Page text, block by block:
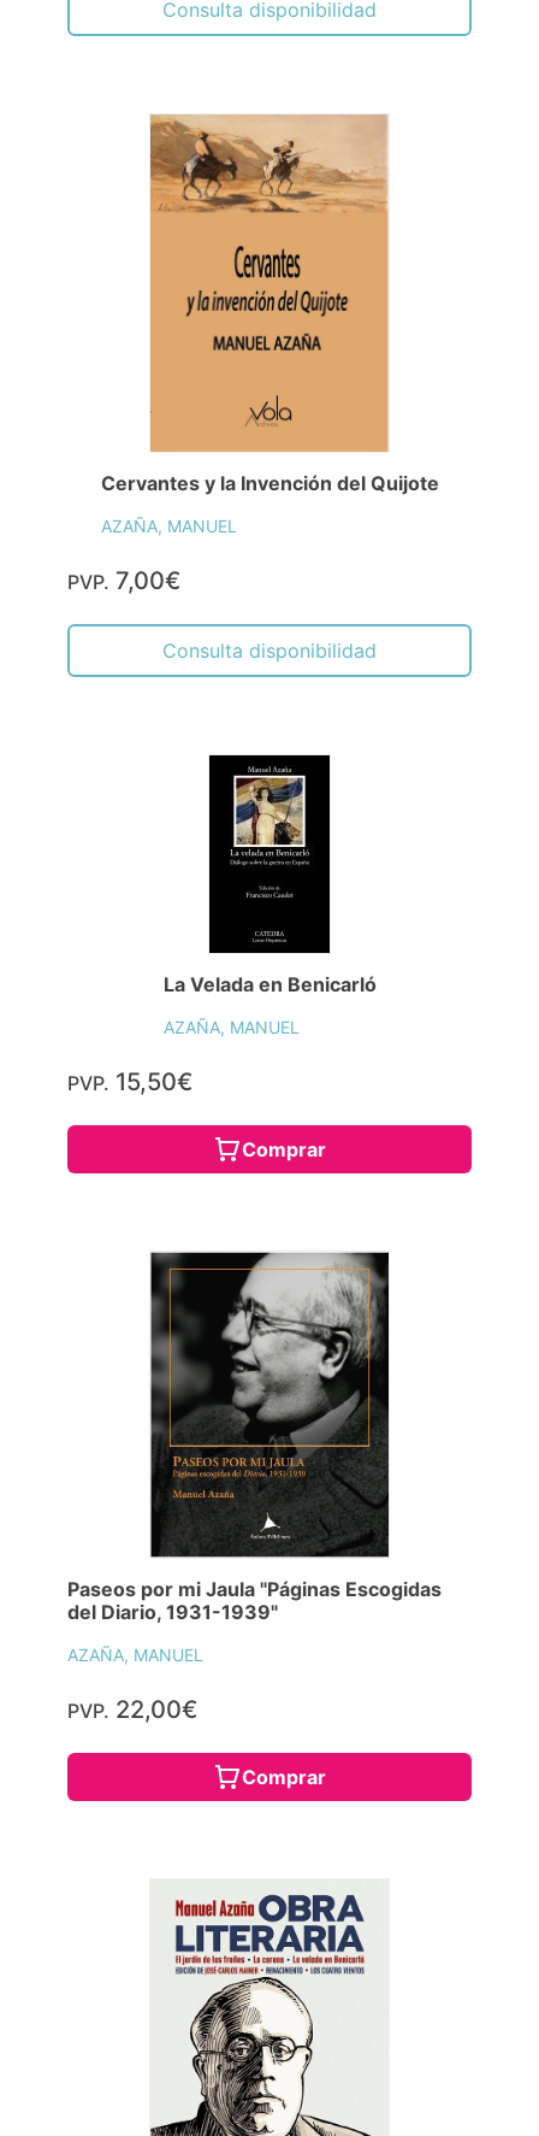
Consulta disponibilidad
Cervantes y la Invención del Quijote
AZAÑA, MANUEL
PVP. 7,00€
Consulta disponibilidad
La Velada en Benicarló
AZAÑA, MANUEL
PVP. 15,50€
Comprar
Paseos por mi Jaula "Páginas Escogidas
del Diario, 1931-1939"
AZAÑA, MANUEL
PVP. 22,00€
Comprar